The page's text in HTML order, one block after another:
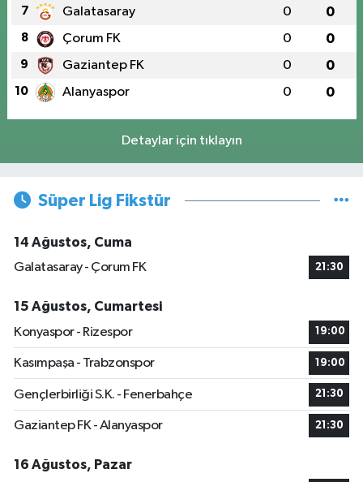
7 Galatasaray 0 0
8 Çorum FK 0 0
9 Gaziantep FK 0 0
10 Alanyaspor 0 0
Detaylar için tıklayın
Süper Lig Fikstür
14 Ağustos, Cuma
Galatasaray - Çorum FK
21:30
15 Ağustos, Cumartesi
Konyaspor - Rizespor
19:00
Kasımpaşa - Trabzonspor 19:00
Gençlerbirliği S.K. - Fenerbahçe 21:30
Gaziantep FK - Alanyaspor 21:30
16 Ağustos, Pazar